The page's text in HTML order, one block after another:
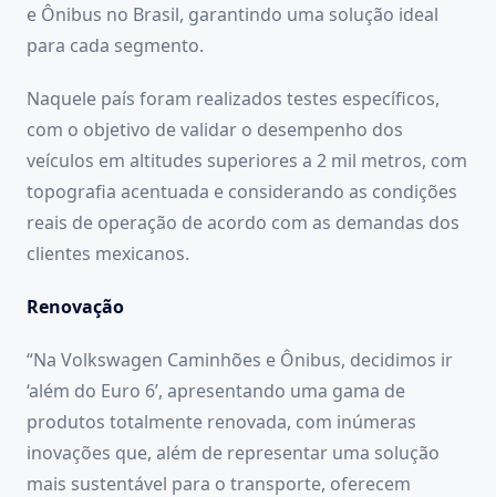
e Ônibus no Brasil, garantindo uma solução ideal
para cada segmento.
Naquele país foram realizados testes específicos,
com o objetivo de validar o desempenho dos
veículos em altitudes superiores a 2 mil metros, com
topografia acentuada e considerando as condições
reais de operação de acordo com as demandas dos
clientes mexicanos.
Renovação
“Na Volkswagen Caminhões e Ônibus, decidimos ir
‘além do Euro 6’, apresentando uma gama de
produtos totalmente renovada, com inúmeras
inovações que, além de representar uma solução
mais sustentável para o transporte, oferecem